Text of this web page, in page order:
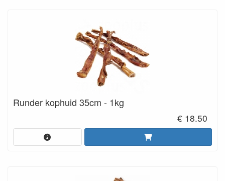
Runder kophuid 35cm - 1kg
€ 18.50